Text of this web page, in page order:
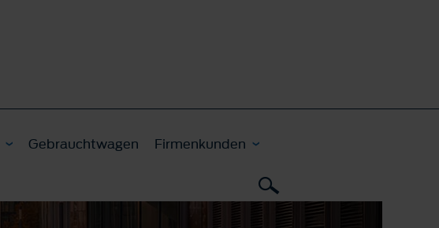
Gebrauchtwagen Firmenkunden